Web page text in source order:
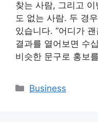
찾는 사람, 그리고
도 없는 사람. 두 경
있습니다. “어디가
결과를 열어보면 수
비슷한 문구로 홍보
Categories
Business